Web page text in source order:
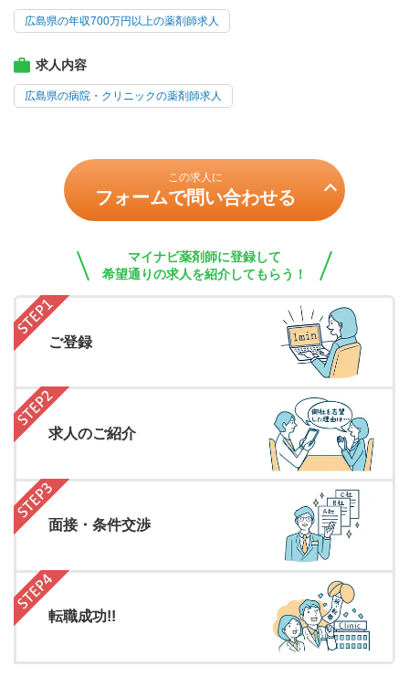
広島県の年収700万円以上の薬剤師求人
求人内容
広島県の病院・クリニックの薬剤師求人
この求人に
フォームで問い合わせる
マイナビ薬剤師に登録して
希望通りの求人を紹介してもらう！
ご登録
求人のご紹介
面接・条件交渉
転職成功!!